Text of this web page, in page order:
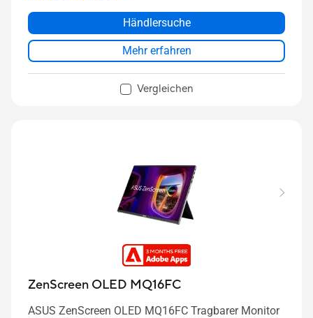
Händlersuche
Mehr erfahren
Vergleichen
ZenScreen OLED MQ16FC
ASUS ZenScreen OLED MQ16FC Tragbarer Monitor